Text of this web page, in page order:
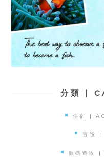
分類 |
住宿 |
冒險 |
數碼遊牧